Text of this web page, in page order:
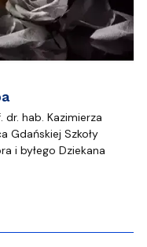
hab. Kazimierza
Szkoły
i byłego Dziekana